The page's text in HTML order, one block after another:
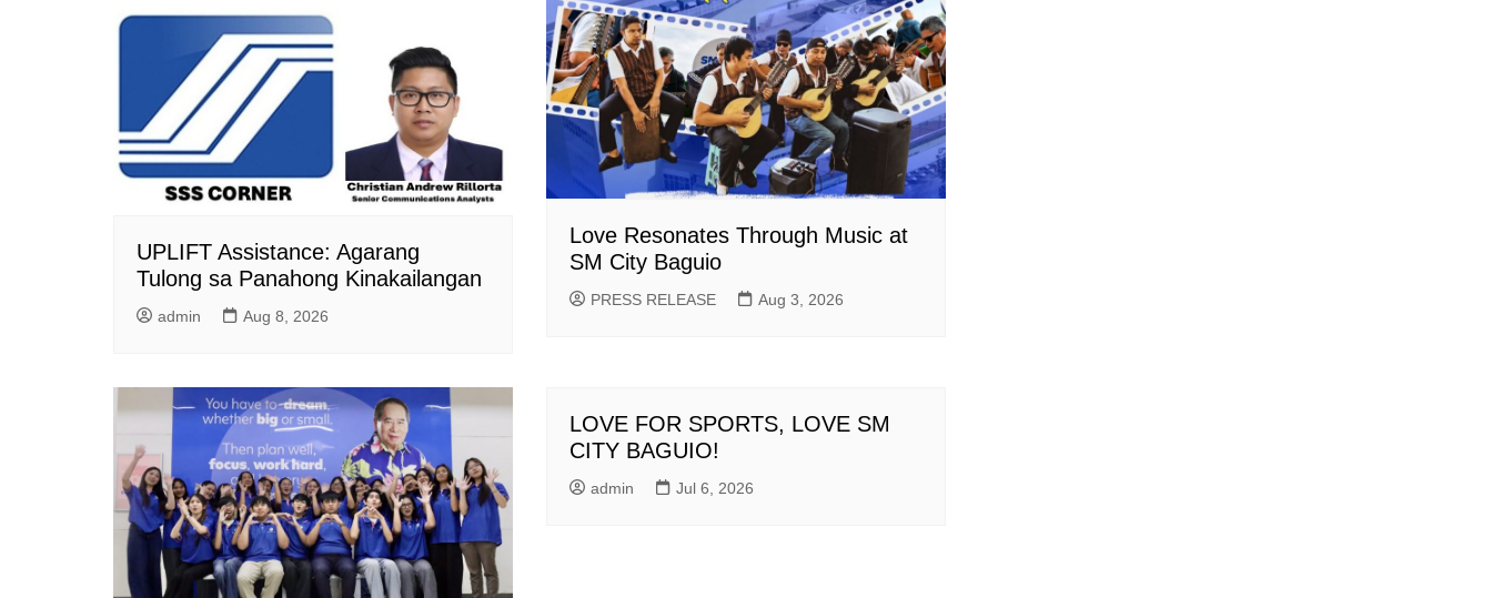
UPLIFT Assistance: Agarang
Tulong sa Panahong Kinakailangan
admin Aug 8, 2026
Love Resonates Through Music at
SM City Baguio
PRESS RELEASE Aug 3, 2026
LOVE FOR SPORTS, LOVE SM
CITY BAGUIO!
admin Jul 6, 2026